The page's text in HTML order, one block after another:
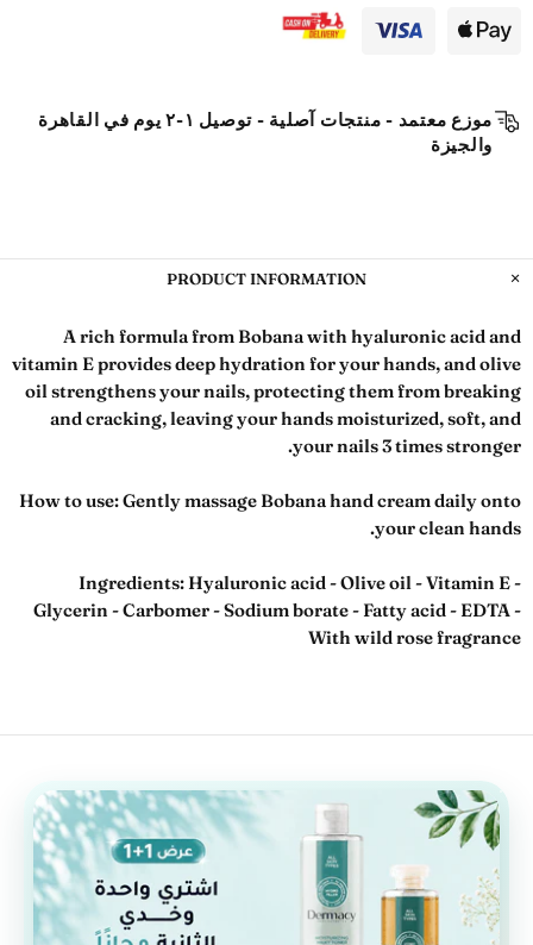
موزع معتمد - منتجات آصلية - توصيل ١-٢ يوم في القاهرة
والجيزة
PRODUCT INFORMATION
A rich formula from Bobana with hyaluronic acid and
vitamin E provides deep hydration for your hands, and olive
oil strengthens your nails, protecting them from breaking
and cracking, leaving your hands moisturized, soft, and
your nails 3 times stronger.
How to use:Gently massage Bobana hand cream daily onto
your clean hands.
Ingredients: Hyaluronic acid - Olive oil - Vitamin E -
Glycerin - Carbomer - Sodium borate - Fatty acid - EDTA -
With wild rose fragrance